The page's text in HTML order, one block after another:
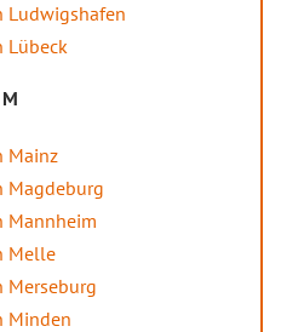
Ludwigshafen
Lübeck
M
Mainz
Magdeburg
Mannheim
Melle
Merseburg
Minden